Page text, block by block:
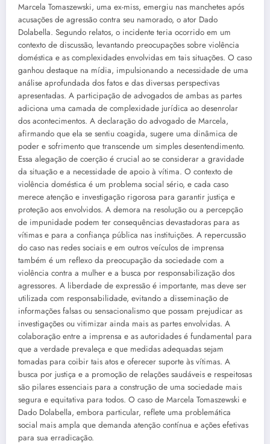
Marcela Tomaszewski, uma ex-miss, emergiu nas manchetes após
acusações de agressão contra seu namorado, o ator Dado
Dolabella. Segundo relatos, o incidente teria ocorrido em um
contexto de discussão, levantando preocupações sobre violência
doméstica e as complexidades envolvidas em tais situações. O caso
ganhou destaque na mídia, impulsionando a necessidade de uma
análise aprofundada dos fatos e das diversas perspectivas
apresentadas. A participação de advogados de ambas as partes
adiciona uma camada de complexidade jurídica ao desenrolar
dos acontecimentos. A declaração do advogado de Marcela,
afirmando que ela se sentiu coagida, sugere uma dinâmica de
poder e sofrimento que transcende um simples desentendimento.
Essa alegação de coerção é crucial ao se considerar a gravidade
da situação e a necessidade de apoio à vítima. O contexto de
violência doméstica é um problema social sério, e cada caso
merece atenção e investigação rigorosa para garantir justiça e
proteção aos envolvidos. A demora na resolução ou a percepção
de impunidade podem ter consequências devastadoras para as
vítimas e para a confiança pública nas instituições. A repercussão
do caso nas redes sociais e em outros veículos de imprensa
também é um reflexo da preocupação da sociedade com a
violência contra a mulher e a busca por responsabilização dos
agressores. A liberdade de expressão é importante, mas deve ser
utilizada com responsabilidade, evitando a disseminação de
informações falsas ou sensacionalismo que possam prejudicar as
investigações ou vitimizar ainda mais as partes envolvidas. A
colaboração entre a imprensa e as autoridades é fundamental para
que a verdade prevaleça e que medidas adequadas sejam
tomadas para coibir tais atos e oferecer suporte às vítimas. A
busca por justiça e a promoção de relações saudáveis e respeitosas
são pilares essenciais para a construção de uma sociedade mais
segura e equitativa para todos. O caso de Marcela Tomaszewski e
Dado Dolabella, embora particular, reflete uma problemática
social mais ampla que demanda atenção contínua e ações efetivas
para sua erradicação.